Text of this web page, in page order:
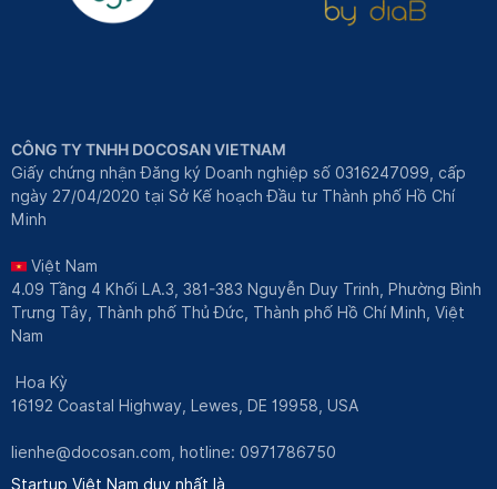
CÔNG TY TNHH DOCOSAN VIETNAM
Giấy chứng nhận Đăng ký Doanh nghiệp số 0316247099, cấp
ngày 27/04/2020 tại Sở Kế hoạch Đầu tư Thành phố Hồ Chí
Minh
Việt Nam
4.09 Tầng 4 Khối LA.3, 381-383 Nguyễn Duy Trinh, Phường Bình
Trưng Tây, Thành phố Thủ Đức, Thành phố Hồ Chí Minh, Việt
Nam
Hoa Kỳ
16192 Coastal Highway, Lewes, DE 19958, USA
lienhe@docosan.com, hotline: 0971786750
Startup Việt Nam duy nhất là